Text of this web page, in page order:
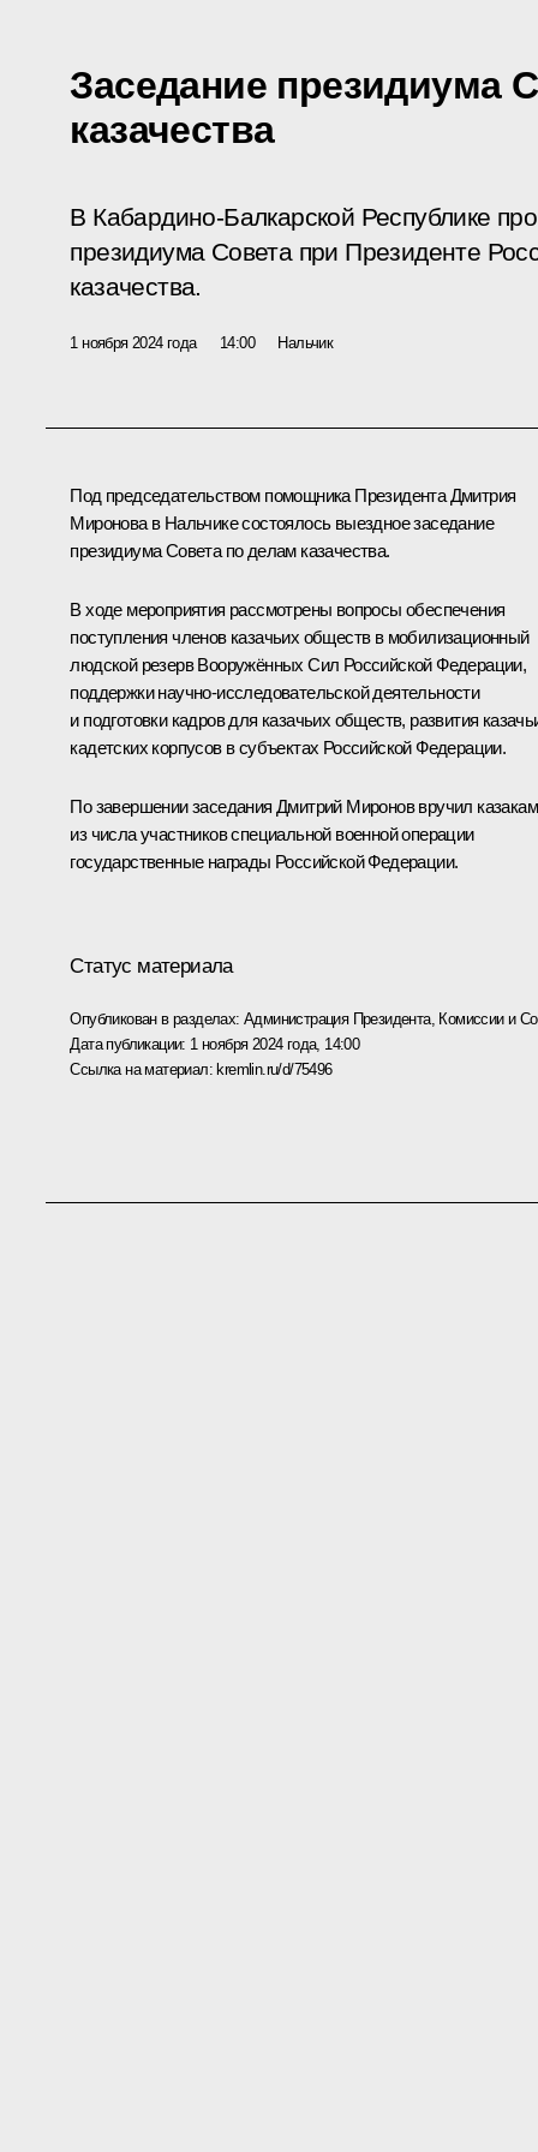
Заседание президиума
казачества
В Кабардино-Балкарской Республике
президиума Совета при Президенте
казачества.
1 ноября 2024 года 14:00 Нальчик
Под председательством помощника ПрезидентаДмитрия
Мироновав Нальчике состоялось выездное заседание
президиума Совета по делам казачества.
В ходе мероприятия рассмотрены вопросы обеспечения
поступления членов казачьих обществ в мобилизационный
людской резерв Вооружённых Сил Российской Федерации,
поддержки научно-исследовательской деятельности
и подготовки кадров для казачьих обществ, развития
кадетских корпусов в субъектах Российской Федерации.
По завершении заседания Дмитрий Миронов вручил казакам
из числа участников специальной военной операции
государственные награды Российской Федерации.
Статус материала
Опубликован в разделах: Администрация Президента, Комиссии и
Дата публикации: 1 ноября 2024 года, 14:00
Ссылка на материал: kremlin.ru/d/75496